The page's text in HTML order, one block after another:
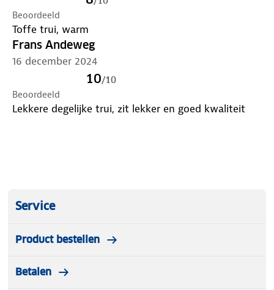
tassen liggen? Breng ze naar één van onze ANWB
Winkels en wij zorgen voor een nieuwe bestemming.
Klikhiervoor meer informatie.
Beoordeeld
Toffe trui, warm
Frans Andeweg
16 december 2024
10/10
Beoordeeld
Lekkere degelijke trui, zit lekker en goed kwaliteit
Service
Product bestellen
Betalen